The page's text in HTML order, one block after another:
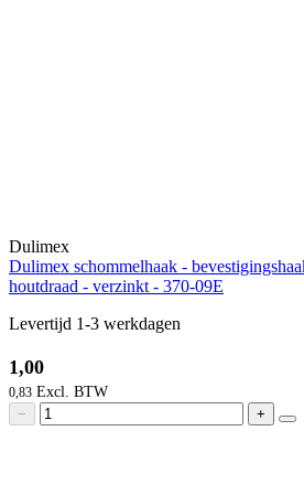
Dulimex
Dulimex schommelhaak -
houtdraad - verzinkt - 370-09E
Levertijd 1-3 werkdagen
1,00
0,83
− +